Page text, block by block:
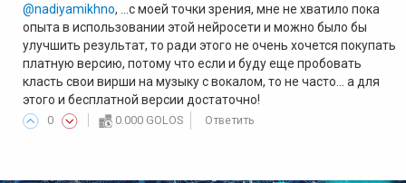
@nadiyamikhno, ...с моей точки зрения, мне не хватило пока
опыта в использовании этой нейросети и можно было бы
улучшить результат, то ради этого не очень хочется покупать
платную версию, потому что если и буду еще пробовать
класть свои вирши на музыку с вокалом, то не часто... а для
этого и бесплатной версии достаточно!
0 0.000 GOLOS Ответить